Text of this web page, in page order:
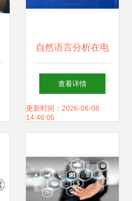
自然语言分析在电
商数据中的应用 以
智能玩具乐器民族
产品属性要素提取
查看详情
更新时间：2026-08-08
14:46:05